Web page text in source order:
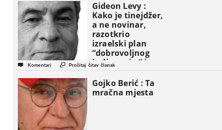
Gideon Levy :
Kako je tinejdžer,
a ne novinar,
razotkrio
izraelski plan
“dobrovoljnog
iseljavanja ” iz
Gaze
 Komentari  Pročitaj čitav članak
Gojko Berić : Ta
mračna mjesta